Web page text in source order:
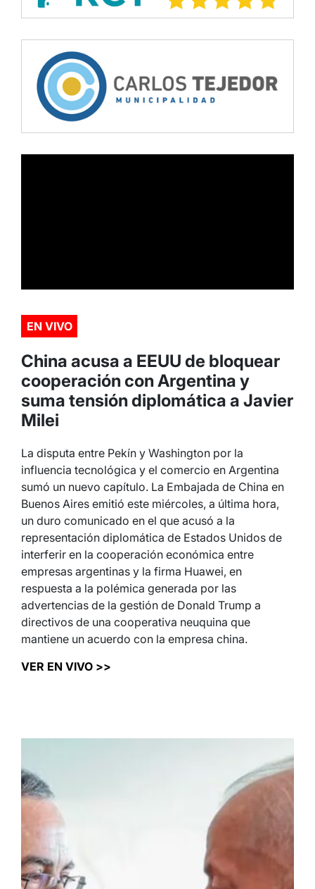
EN VIVO
China acusa a EEUU de bloquear
cooperación con Argentina y
suma tensión diplomática a Javier
Milei
La disputa entre Pekín y Washington por la
influencia tecnológica y el comercio en Argentina
sumó un nuevo capítulo. La Embajada de China en
Buenos Aires emitió este miércoles, a última hora,
un duro comunicado en el que acusó a la
representación diplomática de Estados Unidos de
interferir en la cooperación económica entre
empresas argentinas y la firma Huawei, en
respuesta a la polémica generada por las
advertencias de la gestión de Donald Trump a
directivos de una cooperativa neuquina que
mantiene un acuerdo con la empresa china.
VER EN VIVO >>